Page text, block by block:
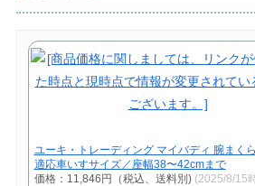
ユーキ・トレーディング マイバディ 腕まく
適応車いすサイズ／座幅38〜42cmまで
価格：11,846円（税込、送料別) (2025/8/15